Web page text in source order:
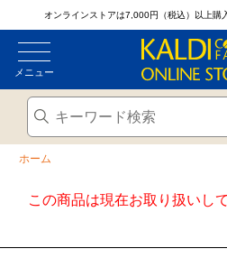
オンラインストアは7,000円（税込）以上購
メニュー
ホーム
この商品は現在お取り扱いし